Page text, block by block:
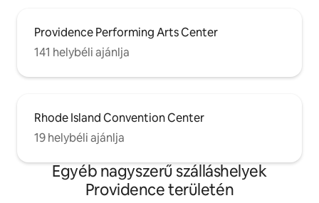
Providence Performing Arts Center
141 helybéli ajánlja
Rhode Island Convention Center
19 helybéli ajánlja
Egyéb nagyszerű szálláshelyek
Providence területén